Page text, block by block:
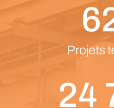
Projets
24